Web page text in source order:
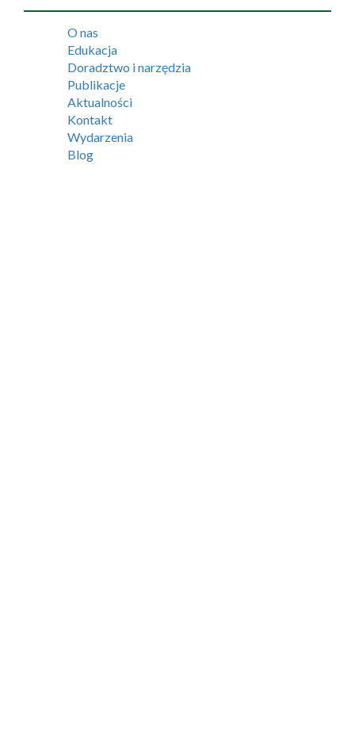
O nas
Edukacja
Doradztwo i narzędzia
Publikacje
Aktualności
Kontakt
Wydarzenia
Blog